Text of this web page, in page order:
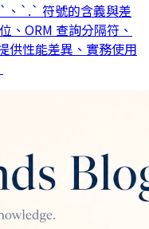
、`.` 符號的含義與差
、ORM 查詢分隔符、
供性能差異、實務使用